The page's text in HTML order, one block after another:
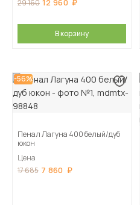
29 160 12 960
В корзину
-56%
Пенал Лагуна 400 белый/дуб
юкон
Цена
17 685 7 860